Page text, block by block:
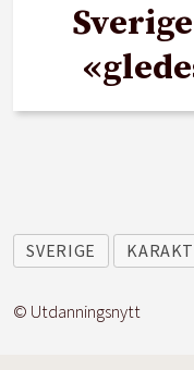
SVERIGE
© Utdanningsnytt